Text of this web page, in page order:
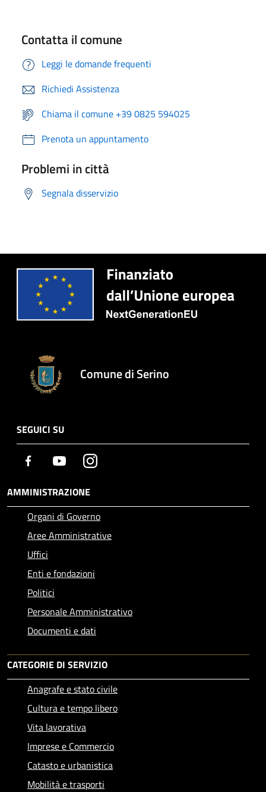
Contatta il comune
Leggi le domande frequenti
Richiedi Assistenza
Chiama il comune +39 0825 594025
Prenota un appuntamento
Problemi in città
Segnala disservizio
Comune di Serino
SEGUICI SU
Facebook YoutubeInstagram
AMMINISTRAZIONE
Organi di Governo
Aree Amministrative
Uffici
Enti e fondazioni
Politici
Personale Amministrativo
Documenti e dati
CATEGORIE DI SERVIZIO
Anagrafe e stato civile
Cultura e tempo libero
Vita lavorativa
Imprese e Commercio
Catasto e urbanistica
Mobilità e trasporti